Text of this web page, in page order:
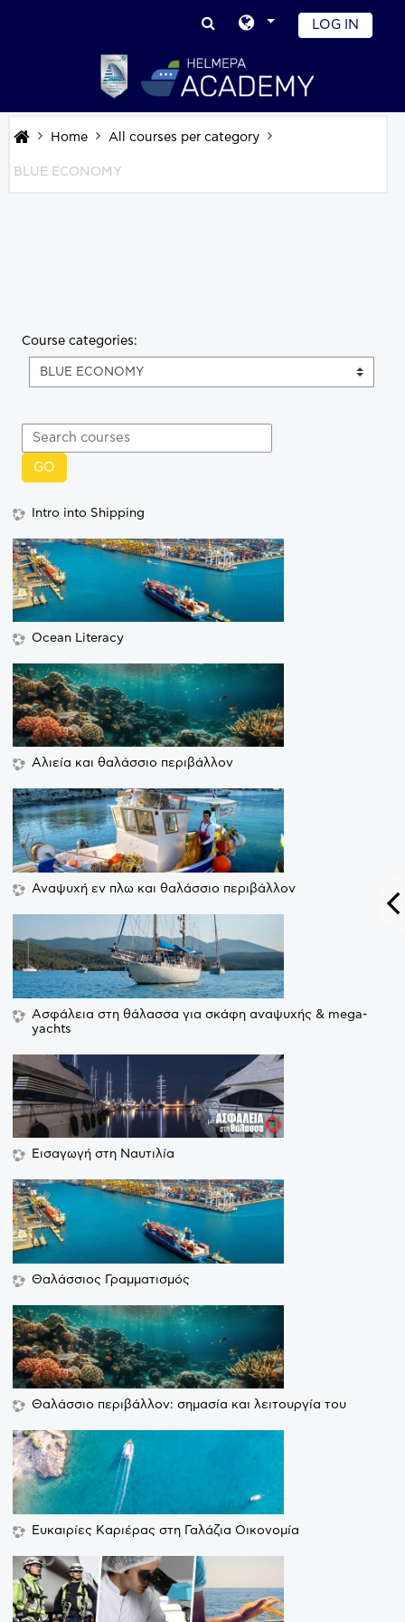
LOG IN
Home All courses per category
BLUE ECONOMY
Course categories:
GO
Intro into Shipping
Ocean Literacy
Αλιεία και θαλάσσιο περιβάλλον
Αναψυχή εν πλω και θαλάσσιο περιβάλλον
Ασφάλεια στη θάλασσα για σκάφη αναψυχής & mega-
yachts
Εισαγωγή στη Ναυτιλία
Θαλάσσιος Γραμματισμός
Θαλάσσιο περιβάλλον: σημασία και λειτουργία του
Ευκαιρίες Καριέρας στη Γαλάζια Οικονομία